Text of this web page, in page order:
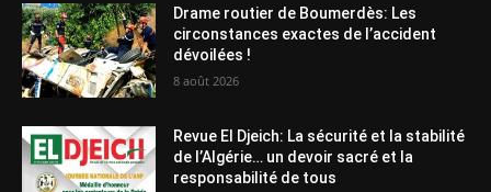
Drame routier de Boumerdès: Les
circonstances exactes de l’accident
dévoilées !
8 août 2026
Revue El Djeich: La sécurité et la stabilité
de l’Algérie… un devoir sacré et la
responsabilité de tous